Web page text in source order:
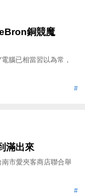
銅競魔
腦已相當習以為常，
#
滿出來
市愛夾客商店聯合舉
#